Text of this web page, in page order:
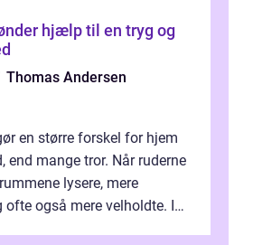
tryg og
Thomas Andersen
en større forskel for hjem
end mange tror. Når ruderne
lysere, mere
ofte også mere velholdte. I